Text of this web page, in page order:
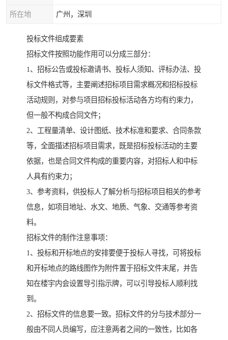
所在地 广州，深圳
投标文件组成要素
招标文件按照功能作用可以分成三部分：
1、招标公告或投标邀请书、投标人须知、评标办法、投
标文件格式等，主要阐述招标项目需求概况和招标投标
活动规则，对参与项目招标投标活动各方均有约束力，
但一般不构成合同文件；
2、工程量清单、设计图纸、技术标准和要求、合同条款
等，全面描述招标项目需求，既是招标投标活动的主要
依据，也是合同文件构成的重要内容，对招标人和中标
人具有约束力；
3、参考资料，供投标人了解分析与招标项目相关的参考
信息，如项目地址、水文、地质、气象、交通等参考资
料。
招标文件的制作注意事项：
1、投标和开标地点的安排要便于投标人寻找，可将投标
和开标地点的路线图作为附件置于招标文件末尾，并告
知在楼宇内会设置导引指示牌，可以引导投标人顺利找
到。
2、招标文件的信息要一致。招标文件的分与技术部分一
般由不同人员编写，应注意两者之间的一致性，比如各